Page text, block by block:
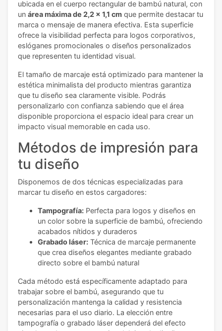
ubicada en el cuerpo rectangular de bambú natural, con
un área máxima de 2,2 x 1,1 cm que permite destacar tu
marca o mensaje de manera efectiva. Esta superficie
ofrece la visibilidad perfecta para logos corporativos,
eslóganes promocionales o diseños personalizados
que representen tu identidad visual.
El tamaño de marcaje está optimizado para mantener la
estética minimalista del producto mientras garantiza
que tu diseño sea claramente visible. Podrás
personalizarlo con confianza sabiendo que el área
disponible proporciona el espacio ideal para crear un
impacto visual memorable en cada uso.
Métodos de impresión para
tu diseño
Disponemos de dos técnicas especializadas para
marcar tu diseño en estos cargadores:
Tampografía: Perfecta para logos y diseños en
un color sobre la superficie de bambú, ofreciendo
acabados nítidos y duraderos
Grabado láser: Técnica de marcaje permanente
que crea diseños elegantes mediante grabado
directo sobre el bambú natural
Cada método está específicamente adaptado para
trabajar sobre el bambú, asegurando que tu
personalización mantenga la calidad y resistencia
necesarias para el uso diario. La elección entre
tampografía o grabado láser dependerá del efecto